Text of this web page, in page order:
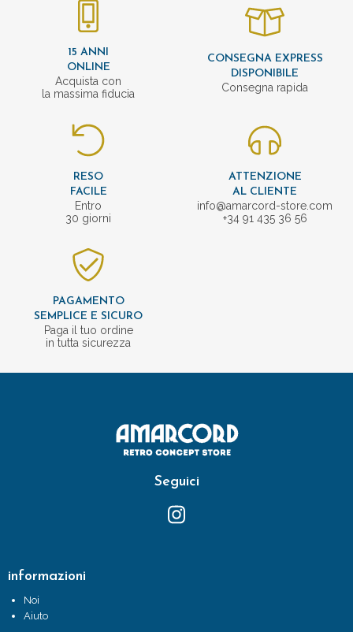
15 ANNI
ONLINE
Acquista con
la massima fiducia
CONSEGNA EXPRESS
DISPONIBILE
Consegna rapida
RESO
FACILE
Entro
30 giorni
ATTENZIONE
AL CLIENTE
info@amarcord-store.com
+34 91 435 36 56
PAGAMENTO
SEMPLICE E SICURO
Paga il tuo ordine
in tutta sicurezza
Seguici
informazioni
Noi
Aiuto